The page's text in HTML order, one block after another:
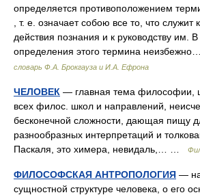
определяется противоположением
, т. е. означает собою все то, что
действия познания и к руководству им.
определения этого термина
словарь Ф.А. Брокгауза и И.А. Ефрона
ЧЕЛОВЕК — главная тема философии,
всех филос. школ и направлений,
бесконечной сложности, дающая пищу
разнообразных интерпретаций и
Паскаля, это химера, невидаль,… …
ФИЛОСОФСКАЯ АНТРОПОЛОГИЯ —
сущностной структуре человека, о его